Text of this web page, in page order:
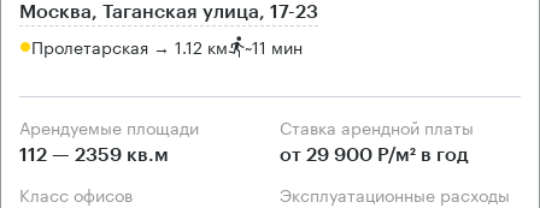
Москва, Таганская улица, 17-23
Пролетарская → 1.12 км ~11 мин
Арендуемые площади
112 — 2359 кв.м
Ставка арендной платы
от 29 900 Р/м² в год
Класс офисов Эксплуатационные расходы